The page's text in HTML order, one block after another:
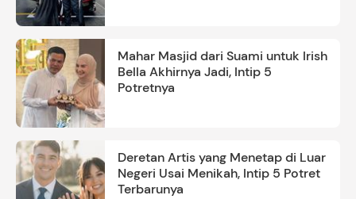
Mahar Masjid dari Suami untuk Irish
Bella Akhirnya Jadi, Intip 5
Potretnya
Deretan Artis yang Menetap di Luar
Negeri Usai Menikah, Intip 5 Potret
Terbarunya